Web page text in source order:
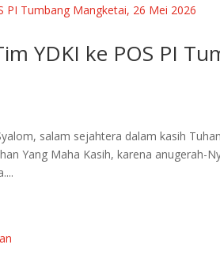
YDKI ke POS PI
salam sejahtera dalam kasih
Yang Maha Kasih, karena anugerah-